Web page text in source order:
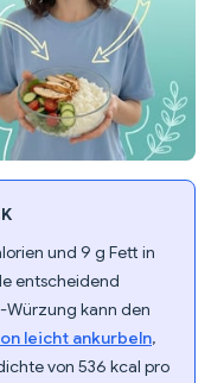
und 9 g Fett in
entscheidend
Würzung kann den
leicht ankurbeln,
von 536 kcal pro